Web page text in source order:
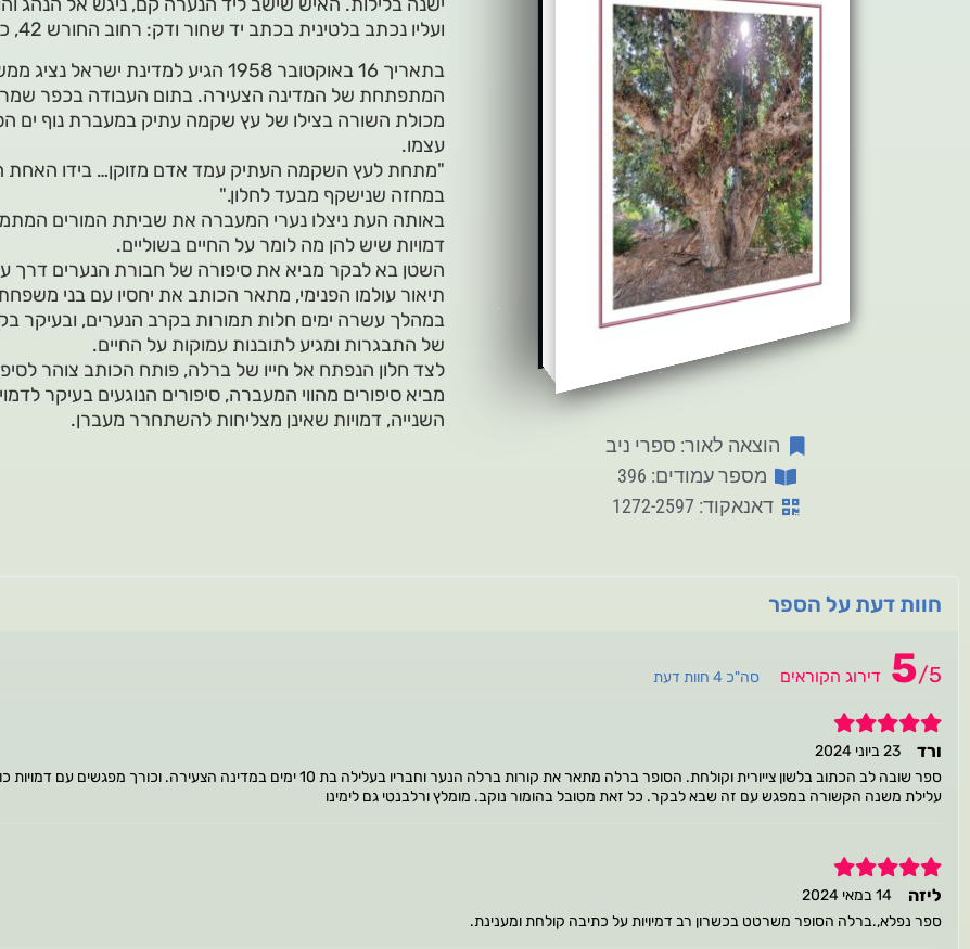
הוצאה לאור: ספרי ניב
מספר עמודים: 396
דאנאקוד: 1272-2597
ועליו נכתב בלטינית בכתב יד שחור ודק: רחוב החורש 42, כפר שמריהו."
בתאריך 16 באוקטובר 1958 הגיע
המתפתחת של המדינה הצעירה. בתום העבודה בכפר
מכולת השורה בצילו של עץ שקמה עתיק במעברת נוף ים
עצמו.
"מתחת לעץ השקמה העתיק עמד אדם מזוקן… בידו האחת
במחזה שנישקף מבעד לחלון."
באותה העת ניצלו נערי המעברה את שביתת המורים
דמויות שיש להן מה לומר על החיים בשוליים.
השטן בא לבקר מביא את סיפורה של חבורת הנערים דרך
תיאור עולמו הפנימי, מתאר הכותב את יחסיו עם בני
במהלך עשרה ימים חלות תמורות בקרב הנערים, ובעיקר
של התבגרות ומגיע לתובנות עמוקות על החיים.
לצד חלון הנפתח אל חייו של ברלה, פותח הכותב צוהר
מביא סיפורים מהווי המעברה, סיפורים הנוגעים בעיקר
השנייה, דמויות שאינן מצליחות להשתחרר מעברן.
חוות דעת על הספר
5/5 דירוג הקוראים סה"כ 4 חוות דעת
5
ורד
23 ביוני 2024
ספר שובה לב הכתוב בלשון צייורית וקולחת. הסופר ברלה מתאר את קורות ברלה הנער וחבריו בעלילה
עלילת משנה הקשורה במפגש עם זה שבא לבקר. כל זאת מטובל בהומור נוקב. מומלץ ורלבנטי גם לימינו
5
ליזה
14 במאי 2024
ספר נפלא,.ברלה הסופר משרטט בכשרון רב דמיויות על כתיבה קולחת ומענינת.